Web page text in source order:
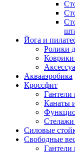
Йога и
Ролики
Коврики
Аквааэробика
Кроссфит
Гантели
Канаты
Стелажи
Силовые
Свободные
Гантели